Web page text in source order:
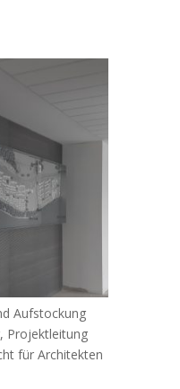
Aufstockung
Projektleitung
für Architekten